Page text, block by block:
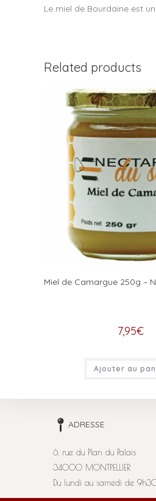
Le miel de Bourdaine est
Related products
Miel de Camargue 250g –
7,95€
Ajouter au
ADRESSE
6, rue du Plan du Palais
34000 MONTPELLIER
Du lundi au samedi de